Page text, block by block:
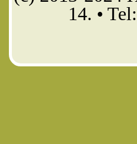
14. •